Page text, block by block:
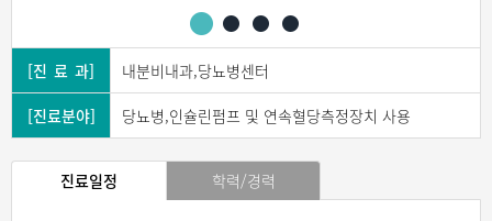
[진 료 과] 내분비내과,당뇨병센터
[진료분야] 당뇨병,인슐린펌프 및 연속혈당측정장치 사용
진료일정 학력/경력